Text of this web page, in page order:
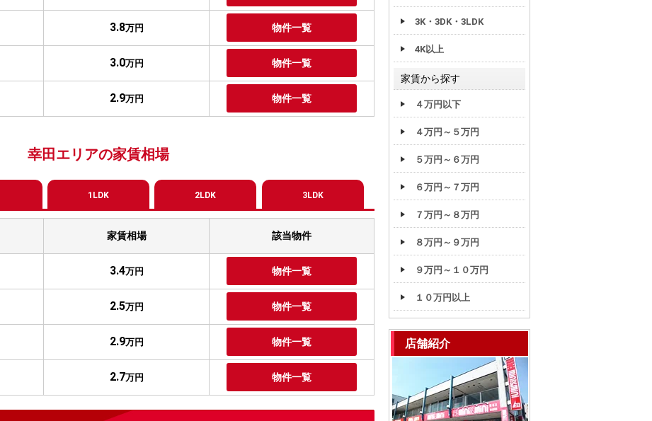
3.8万円 物件一覧
3.0万円 物件一覧
2.9万円 物件一覧
幸田エリアの家賃相場
1LDK 2LDK 3LDK
家賃相場 該当物件
3.4万円 物件一覧
2.5万円 物件一覧
2.9万円 物件一覧
2.7万円 物件一覧
3K・3DK・3LDK
4K以上
家賃から探す
４万円以下
４万円～５万円
５万円～６万円
６万円～７万円
７万円～８万円
８万円～９万円
９万円～１０万円
１０万円以上
店舗紹介